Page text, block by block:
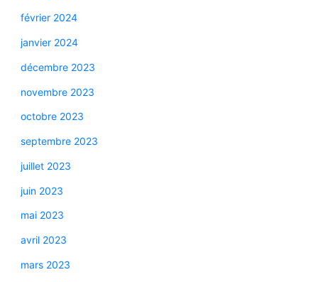
février 2024
janvier 2024
décembre 2023
novembre 2023
octobre 2023
septembre 2023
juillet 2023
juin 2023
mai 2023
avril 2023
mars 2023